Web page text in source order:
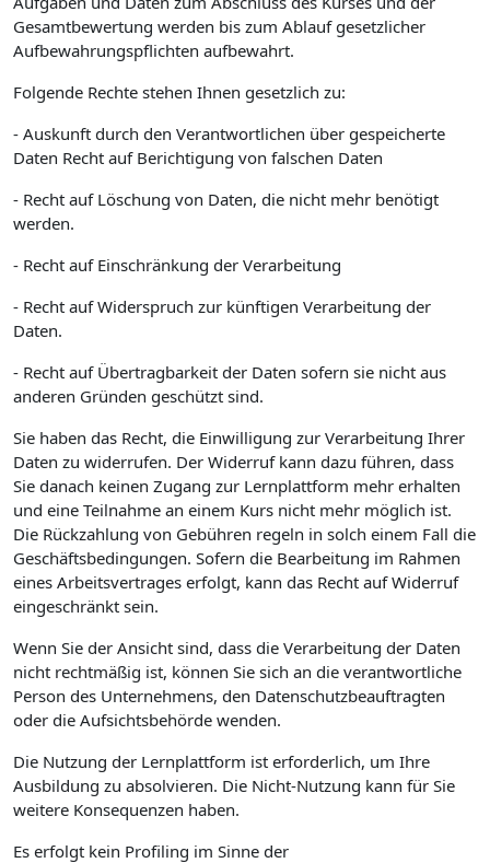
Gesamtbewertung werden bis zum Ablauf gesetzlicher
Aufbewahrungspflichten aufbewahrt.
Folgende Rechte stehen Ihnen gesetzlich zu:
- Auskunft durch den Verantwortlichen über gespeicherte
Daten Recht auf Berichtigung von falschen Daten
- Recht auf Löschung von Daten, die nicht mehr benötigt
werden.
- Recht auf Einschränkung der Verarbeitung
- Recht auf Widerspruch zur künftigen Verarbeitung der
Daten.
- Recht auf Übertragbarkeit der Daten sofern sie nicht aus
anderen Gründen geschützt sind.
Sie haben das Recht, die Einwilligung zur Verarbeitung Ihrer
Daten zu widerrufen. Der Widerruf kann dazu führen, dass
Sie danach keinen Zugang zur Lernplattform mehr erhalten
und eine Teilnahme an einem Kurs nicht mehr möglich ist.
Die Rückzahlung von Gebühren regeln in solch einem Fall die
Geschäftsbedingungen. Sofern die Bearbeitung im Rahmen
eines Arbeitsvertrages erfolgt, kann das Recht auf Widerruf
eingeschränkt sein.
Wenn Sie der Ansicht sind, dass die Verarbeitung der Daten
nicht rechtmäßig ist, können Sie sich an die verantwortliche
Person des Unternehmens, den Datenschutzbeauftragten
oder die Aufsichtsbehörde wenden.
Die Nutzung der Lernplattform ist erforderlich, um Ihre
Ausbildung zu absolvieren. Die Nicht-Nutzung kann für Sie
weitere Konsequenzen haben.
Es erfolgt kein Profiling im Sinne der